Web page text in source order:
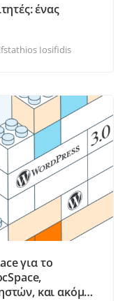
ένας
Iosifidis
για το
και ακόμα